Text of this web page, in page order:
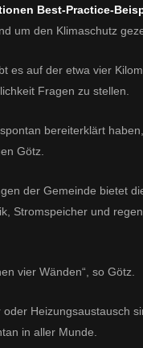
Best-Practice-
um den Klimaschutz
es auf der etwa vier
Fragen zu stellen.
bereiterklärt
Götz.
der Gemeinde bietet
Stromspeicher und
vier Wänden“, so Götz.
Heizungsaustausch
in aller Munde.